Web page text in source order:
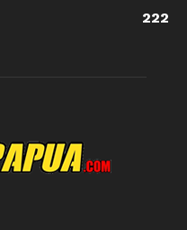
222